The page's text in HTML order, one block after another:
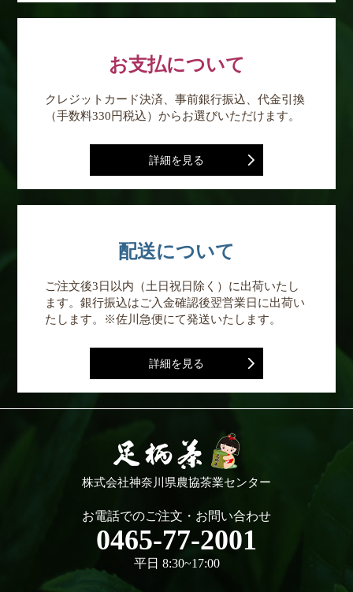
お支払について
クレジットカード決済、事前銀行振込、代金引換
（手数料330円税込）からお選びいただけます。
詳細を見る
配送について
ご注文後3日以内（土日祝日除く）に出荷いたし
ます。銀行振込はご入金確認後翌営業日に出荷い
たします。※佐川急便にて発送いたします。
詳細を見る
株式会社神奈川県農協茶業センター
お電話でのご注文・お問い合わせ
0465-77-2001
平日 8:30~17:00